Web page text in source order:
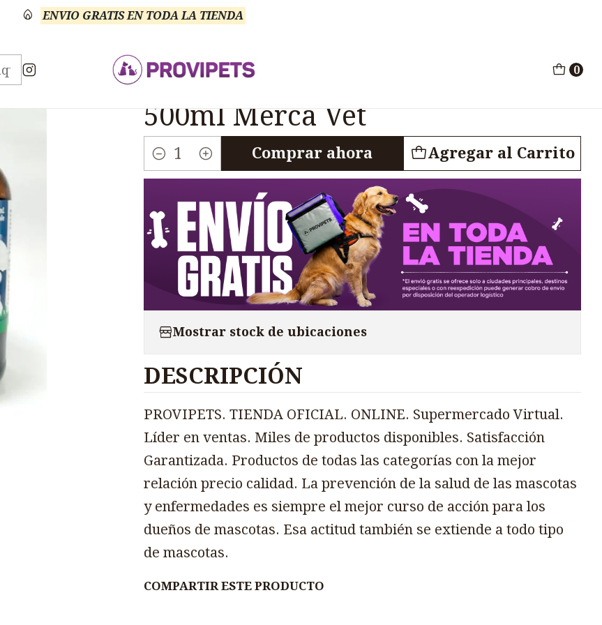
0
ENVIO GRATIS EN TODA LA TIENDA
Veterinario Antibiótico Hemoparasitida Tribanvet x 500ml Merca Vet
Hemoparasitida Tribanvet x
500ml Merca Vet
Cantidad
Agregar al Carrito
Comprar ahora
Mostrar stock de ubicaciones
DESCRIPCIÓN
PROVIPETS. TIENDA OFICIAL. ONLINE. Supermercado Virtual.
Líder en ventas. Miles de productos disponibles. Satisfacción
Garantizada. Productos de todas las categorías con la mejor
relación precio calidad. La prevención de la salud de las mascotas
y enfermedades es siempre el mejor curso de acción para los
dueños de mascotas. Esa actitud también se extiende a todo tipo
de mascotas.
COMPARTIR ESTE PRODUCTO